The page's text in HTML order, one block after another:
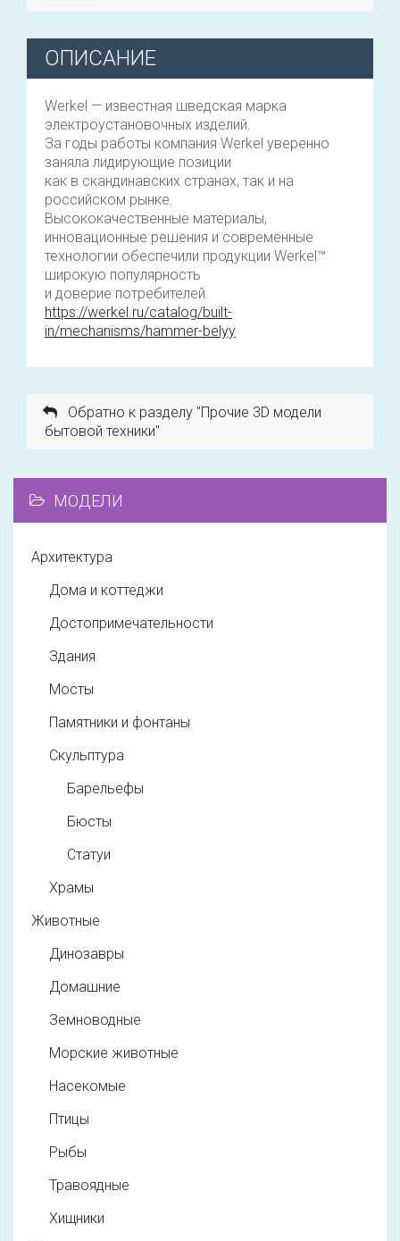
ОПИСАНИЕ
Werkel — известная шведская марка
электроустановочных изделий.
За годы работы компания Werkel уверенно
заняла лидирующие позиции
как в скандинавских странах, так и на
российском рынке.
Высококачественные материалы,
инновационные решения и современные
технологии обеспечили продукции Werkel™
широкую популярность
и доверие потребителей.
https://werkel.ru/catalog/built-
in/mechanisms/hammer-belyy
Обратно к разделу "Прочие 3D модели
бытовой техники"
МОДЕЛИ
Архитектура
Дома и коттеджи
Достопримечательности
Здания
Мосты
Памятники и фонтаны
Скульптура
Барельефы
Бюсты
Статуи
Храмы
Животные
Динозавры
Домашние
Земноводные
Морские животные
Насекомые
Птицы
Рыбы
Травоядные
Хищники